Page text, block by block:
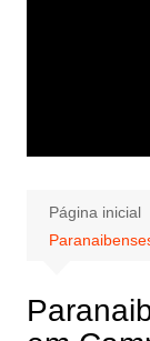
Página inicial